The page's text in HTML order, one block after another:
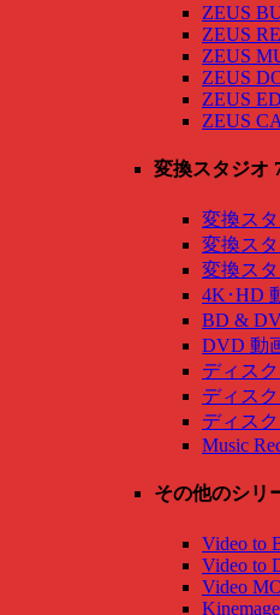
ZEUS
ZEUS
ZEUS
ZEUS
ZEUS
ZEUS
変換スタジオ
変換ス
変換ス
変換ス
4K･HD
BD &
DVD 動
ディス
ディス
ディス
Music
その他のシリ
Video to
Video to
Video